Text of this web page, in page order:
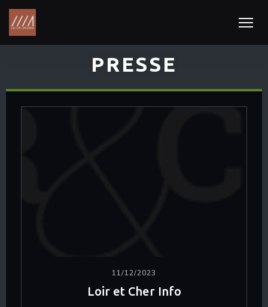
PRESSE
11/12/2023
Loir et Cher Info